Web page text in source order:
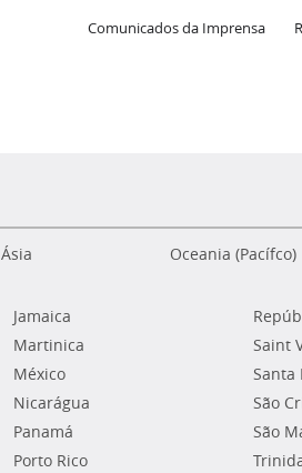
Comunicados da Imprensa
Ásia Oceania (Pacífco)
Jamaica
Martinica
México
Nicarágua
Panamá
Porto Rico
Saint
Santa
São
São